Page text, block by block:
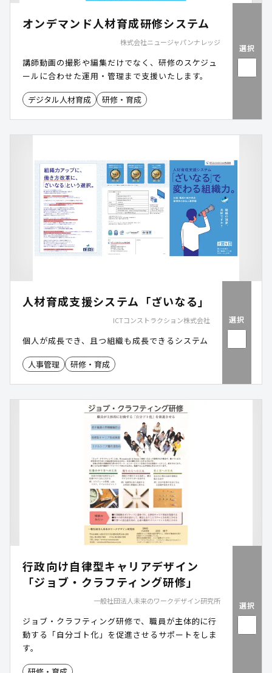
オンデマンド人材育成研修システム
株式会社ニュージャパンナレッジ
講師動画の撮影や編集だけでなく、研修のスケジュ
ールに合わせた運用・管理まで支援いたします。
デジタル人材育成 研修・育成
選択
人材育成支援システム「ざいなる」
ICTコンストラクション株式会社
個人が成長でき、且つ組織も成長できるシステム
人事管理 研修・育成
選択
行政向け自律型キャリアデザイン
「ジョブ・クラフティング研修」
一般社団法人未来のワークデザイン研究所
ジョブ・クラフティング研修で、職員が主体的に行
動する「自分ゴト化」を促進させるサポートをしま
す。
選択